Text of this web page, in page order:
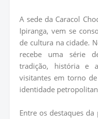
A sede da Caracol
Ipiranga, vem se
de cultura na cidade.
recebe uma série
tradição, história e
visitantes em torno
identidade
Entre os destaques